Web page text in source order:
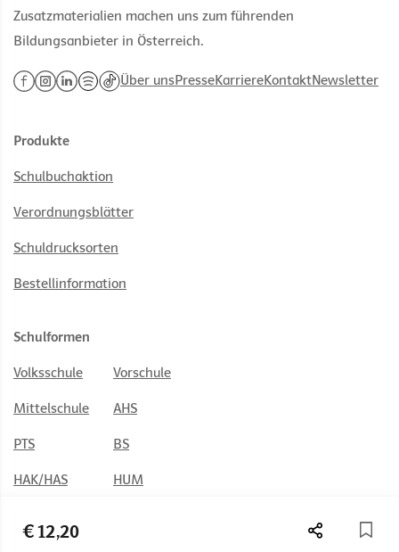
€ 12,20
Zusatzmaterialien machen uns zum führenden
Bildungsanbieter in Österreich.
Über unsPresseKarriereKontaktNewsletter
Produkte
Schulbuchaktion
Verordnungsblätter
Schuldrucksorten
Bestellinformation
Schulformen
Volksschule Vorschule
Mittelschule AHS
PTS BS
HAK/HAS HUM